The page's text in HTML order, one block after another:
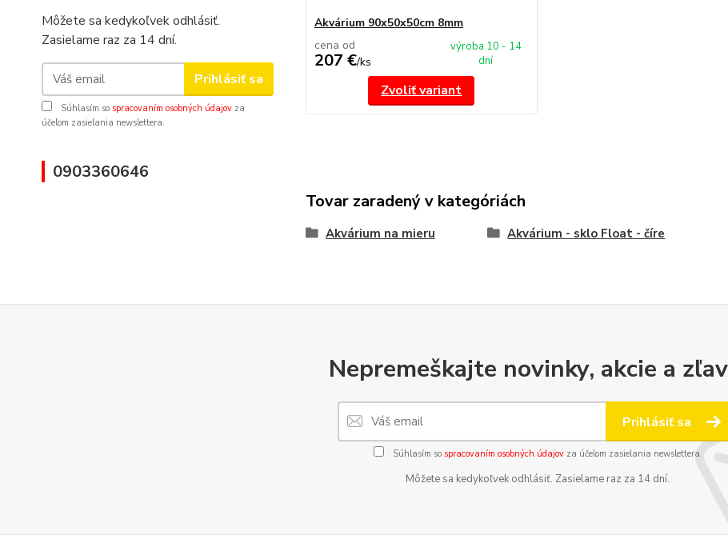
Môžete sa kedykoľvek odhlásiť.
Zasielame raz za 14 dní.
Prihlásiť sa
Súhlasím so spracovaním osobných údajov za
účelom zasielania newslettera.
0903360646
Akvárium 90x50x50cm 8mm
cena od
207 €/ks
výroba 10 - 14
dní
Zvoliť variant
Tovar zaradený v kategóriách
Akvárium na mieru Akvárium - sklo Float - číre
Nepremeškajte novinky, akcie a
Prihlásiť sa
Súhlasím so spracovaním osobných údajovza účelom zasielania newslettera.
Môžete sa kedykoľvek odhlásiť. Zasielame raz za 14 dní.